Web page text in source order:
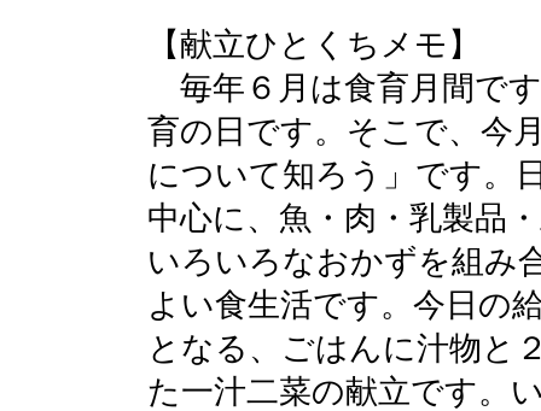
【献立ひとくちメモ】
毎年６月は食育月間で
育の日です。そこで、今
について知ろう」です。
中心に、魚・肉・乳製品
いろいろなおかずを組み
よい食生活です。今日の
となる、ごはんに汁物と
た一汁二菜の献立です。